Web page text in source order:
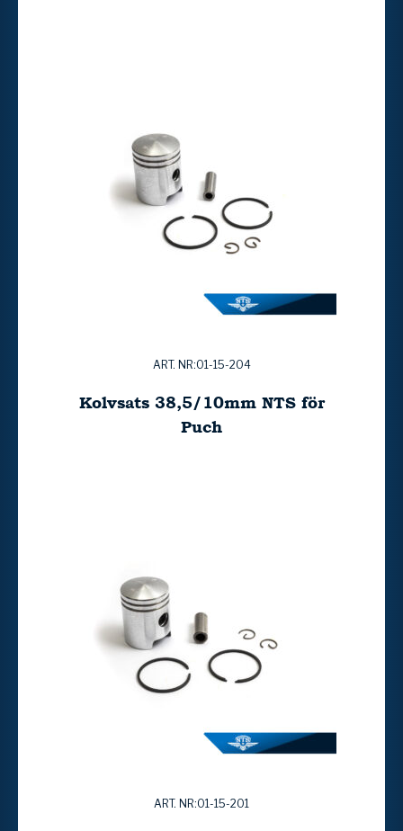
ART. NR:01-15-204
Kolvsats 38,5/10mm NTS för
Puch
ART. NR:01-15-201